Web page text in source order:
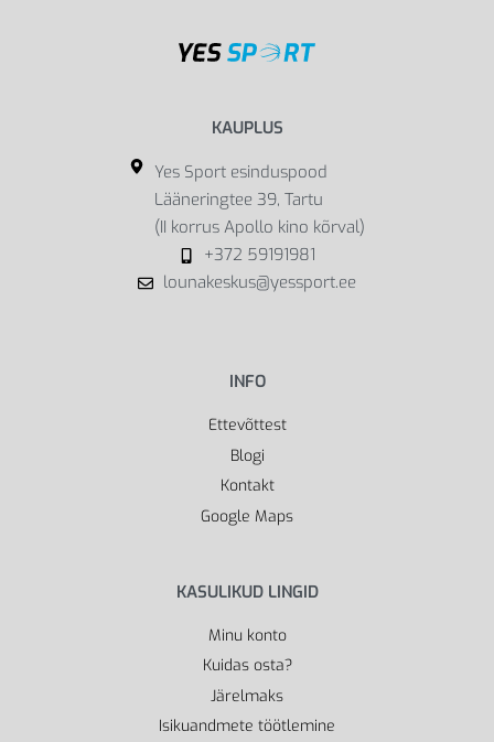
KAUPLUS
Yes Sport esinduspood
Lääneringtee 39, Tartu
(II korrus Apollo kino kõrval)
+372 59191981
lounakeskus@yessport.ee
INFO
Ettevõttest
Blogi
Kontakt
Google Maps
KASULIKUD LINGID
Minu konto
Kuidas osta?
Järelmaks
Isikuandmete töötlemine